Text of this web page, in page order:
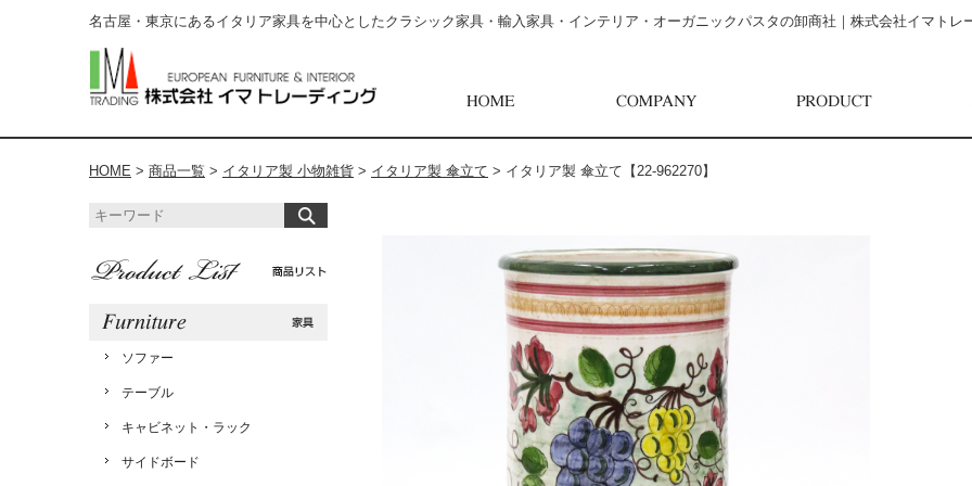
名古屋・東京にあるイタリア家具を中心としたクラシック家具・輸入家具・インテリア・オーガニックパスタの卸商社｜株式会社イマトレ
HOME > 商品一覧 > イタリア製 小物雑貨 > イタリア製 傘立て > イタリア製 傘立て【22-962270】
ソファー
テーブル
キャビネット・ラック
サイドボード